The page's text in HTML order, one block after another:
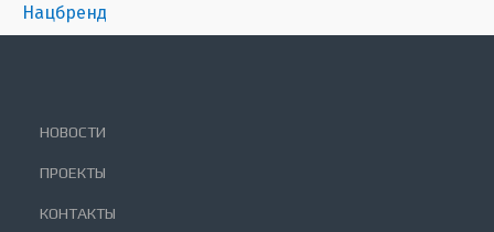
Нацбренд
НОВОСТИ
ПРОЕКТЫ
КОНТАКТЫ